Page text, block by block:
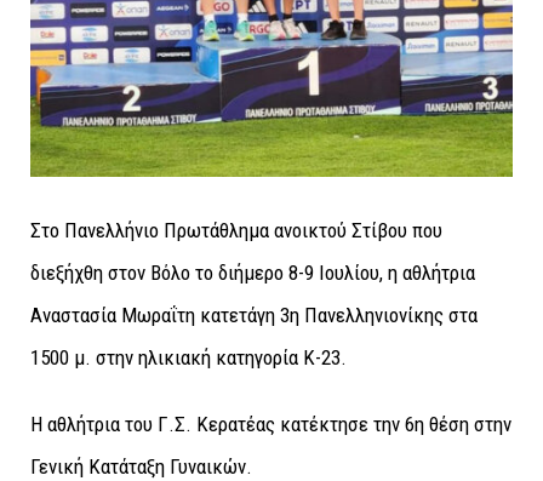
Στο Πανελλήνιο Πρωτάθλημα ανοικτού Στίβου που
διεξήχθη στον Βόλο το διήμερο 8-9 Ιουλίου, η αθλήτρια
Αναστασία Μωραΐτη κατετάγη 3η Πανελληνιονίκης στα
1500 μ. στην ηλικιακή κατηγορία Κ-23.
Η αθλήτρια του Γ.Σ. Κερατέας κατέκτησε την 6η θέση στην
Γενική Κατάταξη Γυναικών.